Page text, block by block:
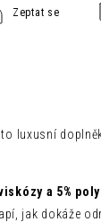
Zeptat se
luxusní
a 5%
jak dokáže